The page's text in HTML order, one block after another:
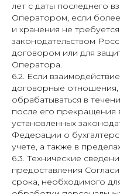
лет с даты последнего
Оператором, если
и хранения не
законодательством
договором или для
Оператора.
6.2. Если
договорные отношения,
обрабатываться в
после его прекращения
установленных
Федерации о
учете, а также в
6.3. Технические
предоставления
срока, необходимого